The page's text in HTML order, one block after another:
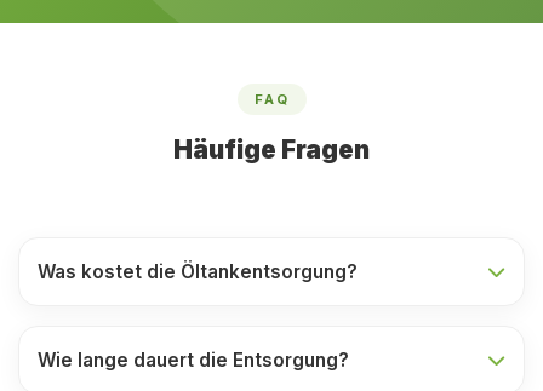
FAQ
Häufige Fragen
Was kostet die Öltankentsorgung?
Wie lange dauert die Entsorgung?